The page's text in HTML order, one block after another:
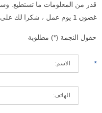
قدر من المعلومات ما تستطيع.
غضون 1 يوم عمل ، شكرا لك على الاهتمام هونغتيك!
حقول النجمة (*) مطلوبة
*